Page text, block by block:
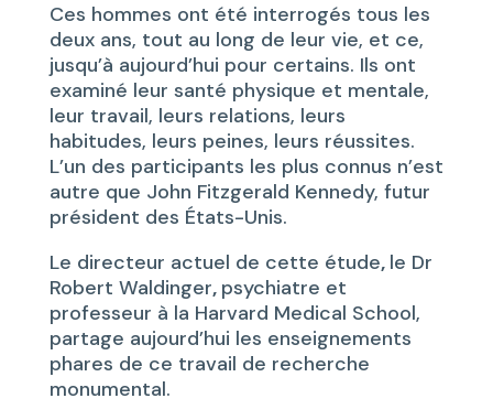
Ces hommes ont été interrogés tous les
deux ans, tout au long de leur vie, et ce,
jusqu’à aujourd’hui pour certains. Ils ont
examiné leur santé physique et mentale,
leur travail, leurs relations, leurs
habitudes, leurs peines, leurs réussites.
L’un des participants les plus connus n’est
autre que John Fitzgerald Kennedy, futur
président des États-Unis.
Le directeur actuel de cette étude, le Dr
Robert Waldinger, psychiatre et
professeur à la Harvard Medical School,
partage aujourd’hui les enseignements
phares de ce travail de recherche
monumental.